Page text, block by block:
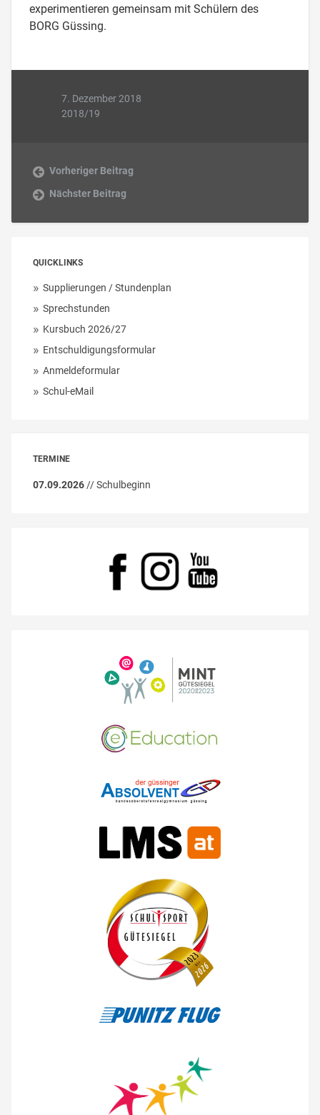
experimentieren gemeinsam mit Schülern des
BORG Güssing.
7. Dezember 2018
2018/19
Vorheriger Beitrag
Nächster Beitrag
QUICKLINKS
Supplierungen / Stundenplan
Sprechstunden
Kursbuch 2026/27
Entschuldigungsformular
Anmeldeformular
Schul-eMail
TERMINE
07.09.2026// Schulbeginn